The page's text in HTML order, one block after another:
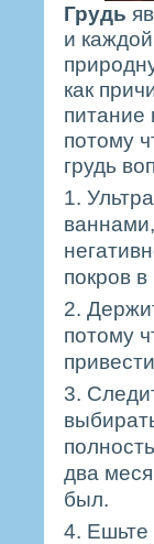
Грудь
и
как
питание
потому
грудь
1.
покров
2.
потому
3.
два
был.
4.